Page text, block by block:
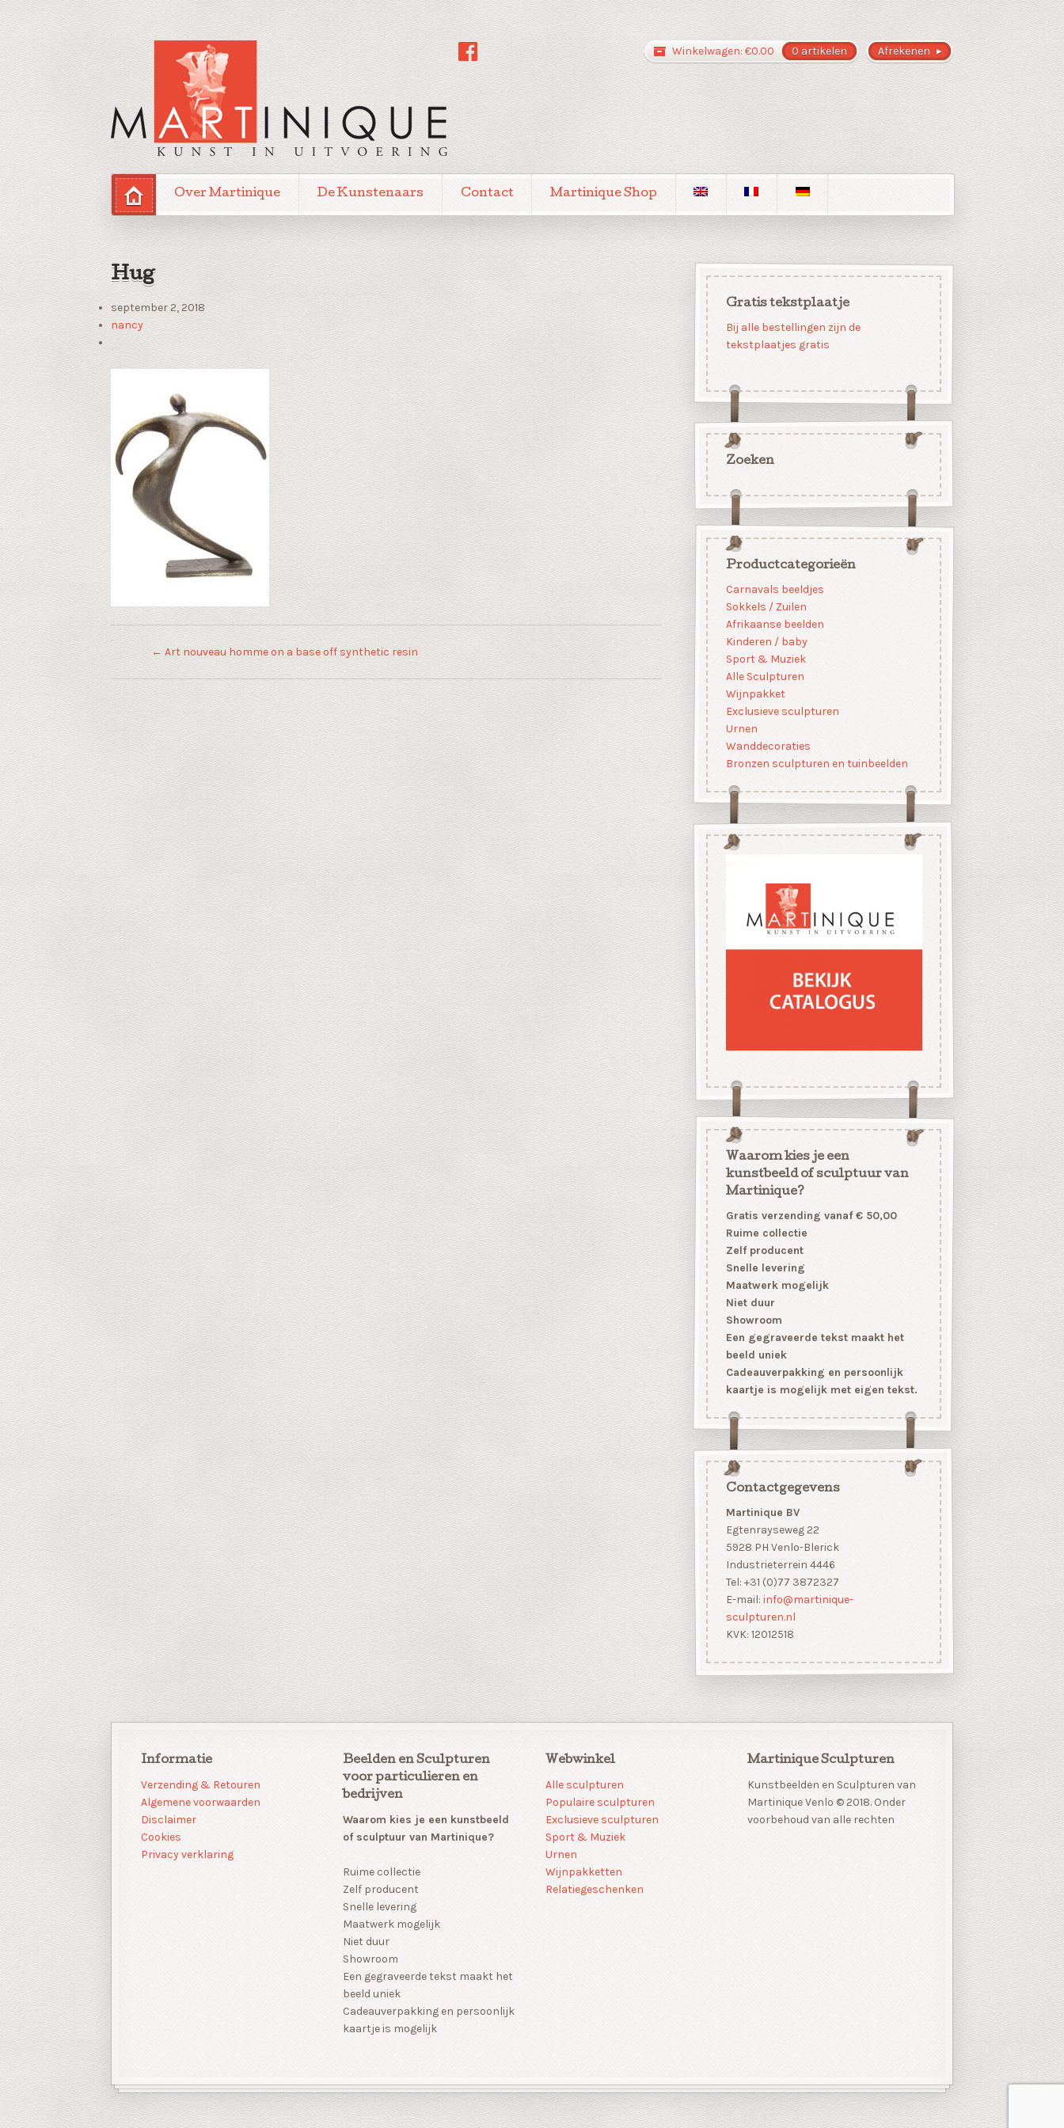
Afrekenen
Winkelwagen: €0.00 0 artikelen
Over Martinique De Kunstenaars Contact Martinique Shop
Hug
september 2, 2018
nancy
← Art nouveau homme on a base off synthetic resin
Gratis tekstplaatje
Bij alle bestellingen zijn de
tekstplaatjes gratis
Zoeken
Productcategorieën
Carnavals beeldjes
Sokkels / Zuilen
Afrikaanse beelden
Kinderen / baby
Sport & Muziek
Alle Sculpturen
Wijnpakket
Exclusieve sculpturen
Urnen
Wanddecoraties
Bronzen sculpturen en tuinbeelden
Waarom kies je een
kunstbeeld of sculptuur van
Martinique?
Gratis verzending vanaf € 50,00
Ruime collectie
Zelf producent
Snelle levering
Maatwerk mogelijk
Niet duur
Showroom
Een gegraveerde tekst maakt het
beeld uniek
Cadeauverpakking en persoonlijk
kaartje is mogelijk met eigen tekst.
Contactgegevens
Martinique BV
Egtenrayseweg 22
5928 PH Venlo-Blerick
Industrieterrein 4446
Tel: +31 (0)77 3872327
E-mail: info@martinique-
sculpturen.nl
KVK: 12012518
Informatie
Verzending & Retouren
Algemene voorwaarden
Disclaimer
Cookies
Privacy verklaring
Beelden en Sculpturen
voor particulieren en
bedrijven
Waarom kies je een kunstbeeld
of sculptuur van Martinique?
Ruime collectie
Zelf producent
Snelle levering
Maatwerk mogelijk
Niet duur
Showroom
Een gegraveerde tekst maakt het
beeld uniek
Cadeauverpakking en persoonlijk
kaartje is mogelijk
Webwinkel
Alle sculpturen
Populaire sculpturen
Exclusieve sculpturen
Sport & Muziek
Urnen
Wijnpakketten
Relatiegeschenken
Martinique Sculpturen
Kunstbeelden en Sculpturen van
Martinique Venlo © 2018. Onder
voorbehoud van alle rechten